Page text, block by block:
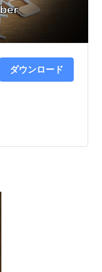
ダウンロード